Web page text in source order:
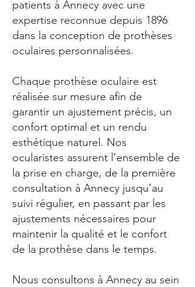
patients à Annecy avec une
expertise reconnue depuis 1896
dans la conception de prothèses
oculaires personnalisées.
Chaque prothèse oculaire est
réalisée sur mesure afin de
garantir un ajustement précis, un
confort optimal et un rendu
esthétique naturel. Nos
ocularistes assurent l’ensemble de
la prise en charge, de la première
consultation à Annecy jusqu’au
suivi régulier, en passant par les
ajustements nécessaires pour
maintenir la qualité et le confort
de la prothèse dans le temps.
Nous consultons à Annecy au sein